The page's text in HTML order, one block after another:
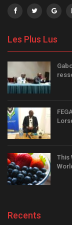
Les Plus Lus
This
Recents